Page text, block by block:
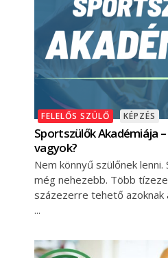
FELELŐS SZÜLŐ KÉPZÉS
Sportszülők Akadémiája
vagyok?
Nem könnyű szülőnek
még nehezebb. Több
százezerre tehető azoknak